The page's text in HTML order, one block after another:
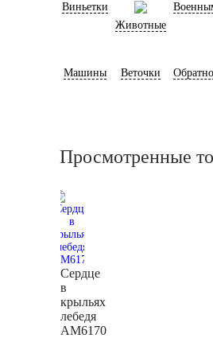
Виньетки
Животные
Машины Веточки
Просмотренные
Сердце
в
крыльях
лебедя
AM6170